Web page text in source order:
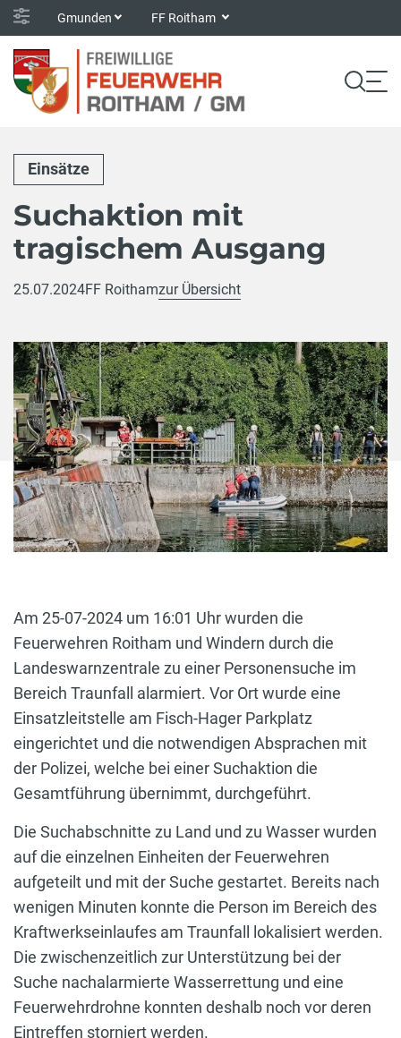
Gmunden FF Roitham
Einsätze
Suchaktion mit
tragischem Ausgang
25.07.2024FF Roithamzur Übersicht
Am 25-07-2024 um 16:01 Uhr wurden die
Feuerwehren Roitham und Windern durch die
Landeswarnzentrale zu einer Personensuche im
Bereich Traunfall alarmiert. Vor Ort wurde eine
Einsatzleitstelle am Fisch-Hager Parkplatz
eingerichtet und die notwendigen Absprachen mit
der Polizei, welche bei einer Suchaktion die
Gesamtführung übernimmt, durchgeführt.
Die Suchabschnitte zu Land und zu Wasser wurden
auf die einzelnen Einheiten der Feuerwehren
aufgeteilt und mit der Suche gestartet. Bereits nach
wenigen Minuten konnte die Person im Bereich des
Kraftwerkseinlaufes am Traunfall lokalisiert werden.
Die zwischenzeitlich zur Unterstützung bei der
Suche nachalarmierte Wasserrettung und eine
Feuerwehrdrohne konnten deshalb noch vor deren
Eintreffen storniert werden.